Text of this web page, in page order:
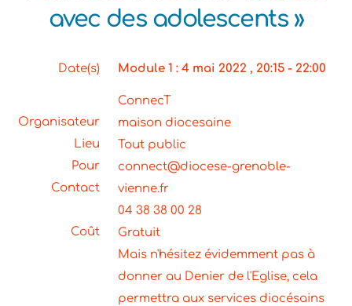
avec des adolescents »
Date(s)
Organisateur
Lieu
Pour
Contact
Coût
Module 1 : 4 mai 2022 , 20:15 - 22:00
ConnecT
maison diocesaine
Tout public
connect@diocese-grenoble-
vienne.fr
04 38 38 00 28
Gratuit
Mais n'hésitez évidemment pas à
donner au Denier de l'Eglise, cela
permettra aux services diocésains